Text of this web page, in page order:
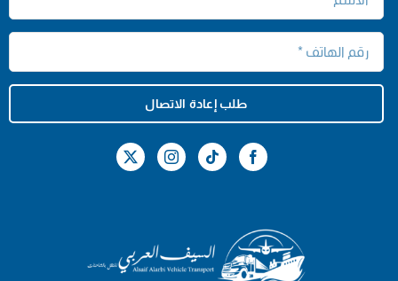
طلب إعادة الاتصال